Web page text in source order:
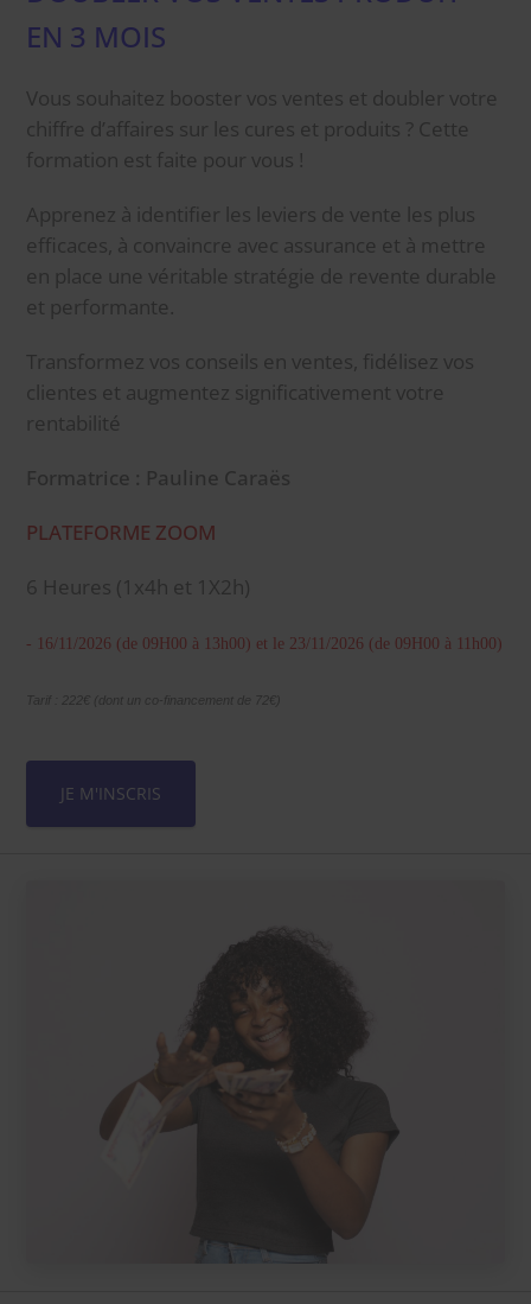
EN 3 MOIS
Vous souhaitez booster vos ventes et doubler votre
chiffre d’affaires sur les cures et produits ? Cette
formation est faite pour vous !
Apprenez à identifier les leviers de vente les plus
efficaces, à convaincre avec assurance et à mettre
en place une véritable stratégie de revente durable
et performante.
Transformez vos conseils en ventes, fidélisez vos
clientes et augmentez significativement votre
rentabilité
Formatrice : Pauline Caraës
PLATEFORME ZOOM
6 Heures (1x4h et 1X2h)
- 16/11/2026 (de 09H00 à 13h00) et le 23/11/2026 (de 09H00 à 11h00)
Tarif : 222€ (dont un co-financement de 72€)
JE M'INSCRIS